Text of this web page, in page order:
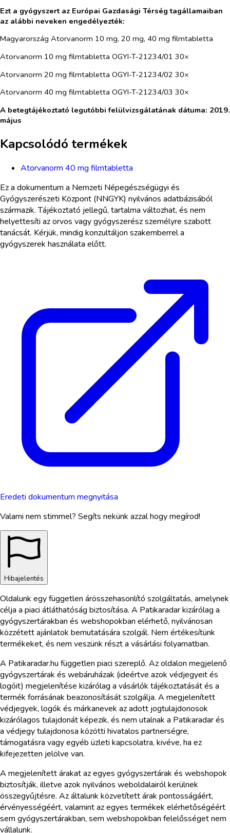
Ezt a gyógyszert az Európai Gazdasági Térség tagállamaiban
az alábbi neveken engedélyezték:
Magyarország Atorvanorm 10 mg, 20 mg, 40 mg filmtabletta
Atorvanorm 10 mg filmtabletta OGYI-T-21234/01 30×
Atorvanorm 20 mg filmtabletta OGYI-T-21234/02 30×
Atorvanorm 40 mg filmtabletta OGYI-T-21234/03 30×
A betegtájékoztató legutóbbi felülvizsgálatának dátuma: 2019.
május
Kapcsolódó termékek
Atorvanorm 40 mg filmtabletta
Ez a dokumentum a Nemzeti Népegészségügyi és
Gyógyszerészeti Központ (NNGYK) nyilvános adatbázisából
származik. Tájékoztató jellegű, tartalma változhat, és nem
helyettesíti az orvos vagy gyógyszerész személyre szabott
tanácsát. Kérjük, mindig konzultáljon szakemberrel a
gyógyszerek használata előtt.
Eredeti dokumentum megnyitása
Valami nem stimmel? Segíts nekünk azzal hogy megírod!
Hibajelentés
Oldalunk egy független árösszehasonlító szolgáltatás, amelynek
célja a piaci átláthatóság biztosítása. A Patikaradar kizárólag a
gyógyszertárakban és webshopokban elérhető, nyilvánosan
közzétett ajánlatok bemutatására szolgál. Nem értékesítünk
termékeket, és nem veszünk részt a vásárlási folyamatban.
A Patikaradar.hu független piaci szereplő. Az oldalon megjelenő
gyógyszertárak és webáruházak (ideértve azok védjegyeit és
logóit) megjelenítése kizárólag a vásárlók tájékoztatását és a
termék forrásának beazonosítását szolgálja. A megjelenített
védjegyek, logók és márkanevek az adott jogtulajdonosok
kizárólagos tulajdonát képezik, és nem utalnak a Patikaradar és
a védjegy tulajdonosa közötti hivatalos partnerségre,
támogatásra vagy egyéb üzleti kapcsolatra, kivéve, ha ez
kifejezetten jelölve van.
A megjelenített árakat az egyes gyógyszertárak és webshopok
biztosítják, illetve azok nyilvános weboldalairól kerülnek
összegyűjtésre. Az általunk közvetített árak pontosságáért,
érvényességéért, valamint az egyes termékek elérhetőségéért
sem gyógyszertárakban, sem webshopokban felelősséget nem
vállalunk.